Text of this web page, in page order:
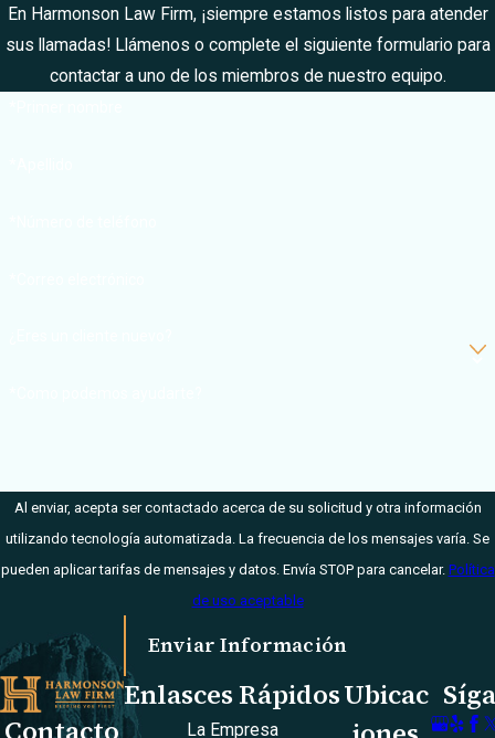
En Harmonson Law Firm, ¡siempre estamos listos para atender
sus llamadas! Llámenos o complete el siguiente formulario para
contactar a uno de los miembros de nuestro equipo.
Al enviar, acepta ser contactado acerca de su solicitud y otra información
utilizando tecnología automatizada. La frecuencia de los mensajes varía. Se
pueden aplicar tarifas de mensajes y datos. Envía STOP para cancelar. Política
de uso aceptable
Enviar Información
Enlasces Rápidos
La Empresa
Ubicac